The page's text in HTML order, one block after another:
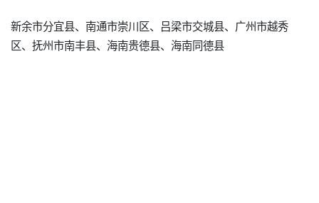
新余市分宜县、南通市崇川区、吕梁市交城县、广州市越秀
区、抚州市南丰县、海南贵德县、海南同德县